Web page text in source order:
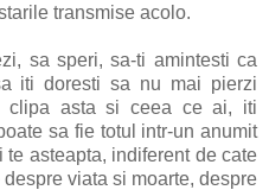
transmise acolo.
sa speri, sa-ti amintesti ca
iti doresti sa nu mai pierzi
clipa asta si ceea ce ai, iti
sa fie totul intr-un anumit
asteapta, indiferent de cate
viata si moarte, despre